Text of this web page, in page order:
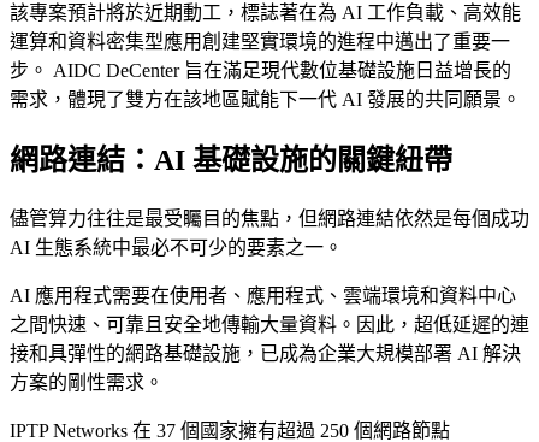
該專案預計將於近期動工，標誌著在為 AI 工作負載、高效能
運算和資料密集型應用創建堅實環境的進程中邁出了重要一
步。 AIDC DeCenter 旨在滿足現代數位基礎設施日益增長的
需求，體現了雙方在該地區賦能下一代 AI 發展的共同願景。
網路連結：AI 基礎設施的關鍵紐帶
儘管算力往往是最受矚目的焦點，但網路連結依然是每個成功
AI 生態系統中最必不可少的要素之一。
AI 應用程式需要在使用者、應用程式、雲端環境和資料中心
之間快速、可靠且安全地傳輸大量資料。因此，超低延遲的連
接和具彈性的網路基礎設施，已成為企業大規模部署 AI 解決
方案的剛性需求。
IPTP Networks 在 37 個國家擁有超過 250 個網路節點